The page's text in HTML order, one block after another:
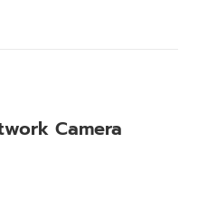
Camera